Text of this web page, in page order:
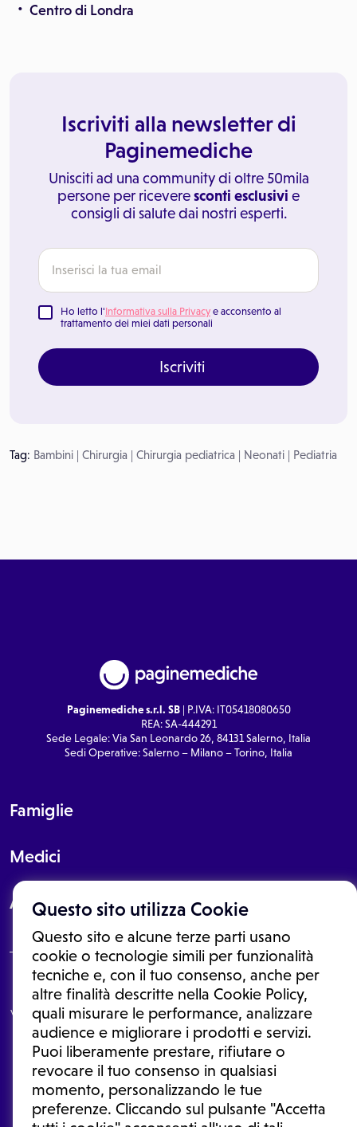
Questo sito utilizza Cookie
Questo sito e alcune terze parti usano
cookie o tecnologie simili per funzionalità
tecniche e, con il tuo consenso, anche per
altre finalità descritte nella Cookie Policy,
quali misurare le performance, analizzare
audience e migliorare i prodotti e servizi.
Puoi liberamente prestare, rifiutare o
revocare il tuo consenso in qualsiasi
momento, personalizzando le tue
preferenze. Cliccando sul pulsante "Accetta
Centro di Londra
Iscriviti alla newsletter di
Paginemediche
Unisciti ad una community di oltre 50mila
persone per riceveresconti esclusivi e
consigli di salute dai nostri esperti.
Ho letto l'Informativa sulla Privacy e acconsento al
trattamento dei miei dati personali
Iscriviti
Tag: Bambini | Chirurgia | Chirurgia pediatrica | Neonati | Pediatria
Paginemediche s.r.l. SB| P.IVA: IT05418080650
REA: SA-444291
Sede Legale: Via San Leonardo 26, 84131 Salerno, Italia
Sedi Operative: Salerno – Milano – Torino, Italia
Famiglie
Medici
About
Le informazioni proposte in questo sito non sono un consulto medico.
In nessun caso, queste informazioni sostituiscono un consulto, una
visita o una diagnosi formulata dal medico. Non si devono considerare
le informazioni disponibili come suggerimenti per la formulazione di
una diagnosi, la determinazione di un trattamento o l'assunzione o
sospensione di un farmaco senza prima consultare un medico di
medicina generale o uno specialista.
Condizioni di utilizzo|Privacy Policy |Gestione cookie
Ⓒ 2026 | Tutti i diritti riservati.